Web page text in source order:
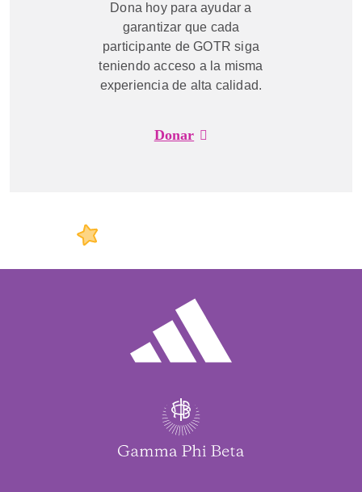
Dona hoy para ayudar a
garantizar que cada
participante de GOTR siga
teniendo acceso a la misma
experiencia de alta calidad.
Donar